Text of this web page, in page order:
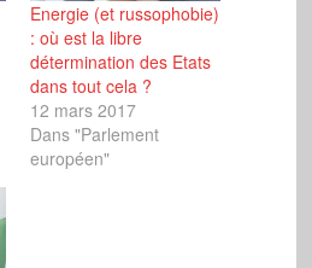
Energie (et russophobie)
: où est la libre
détermination des Etats
dans tout cela ?
12 mars 2017
Dans "Parlement
européen"